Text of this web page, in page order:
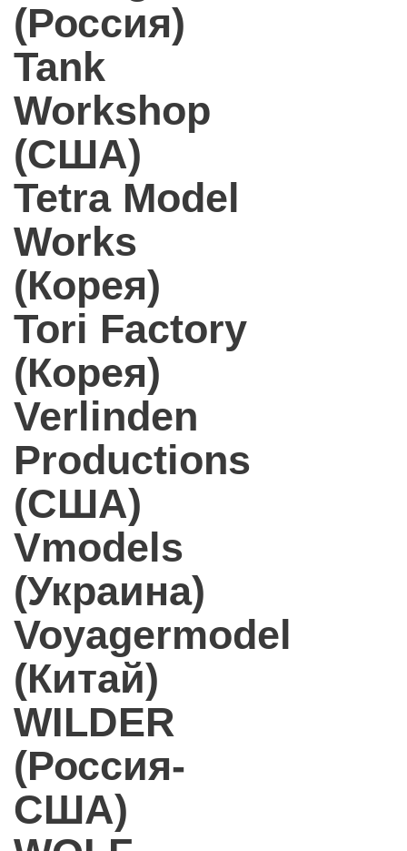
(Россия)
Tank
Workshop
(США)
Tetra Model
Works
(Корея)
Tori Factory
(Корея)
Verlinden
Productions
(США)
Vmodels
(Украина)
Voyagermodel
(Китай)
WILDER
(Россия-
США)